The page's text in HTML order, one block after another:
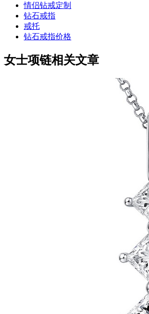
情侣钻戒定制
钻石戒指
戒托
钻石戒指价格
女士项链相关文章